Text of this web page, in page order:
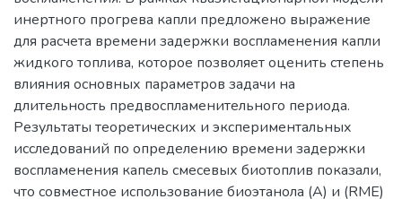
инертного прогрева капли предложено выражение
для расчета времени задержки воспламенения капли
жидкого топлива, которое позволяет оценить степень
влияния основных параметров задачи на
длительность предвоспламенительного периода.
Результаты теоретических и экспериментальных
исследований по определению времени задержки
воспламенения капель смесевых биотоплив показали,
что совместное использование биоэтанола (А) и (RME)